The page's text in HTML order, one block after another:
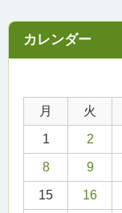
月 火
1 2
8 9
15 16